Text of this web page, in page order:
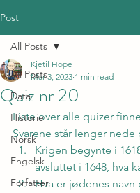
Post
All Posts
Data
Historie
Norsk
Engelsk
Forfatter
All Posts
Quiz nr 20
Kjetil Hope
Mar 3, 2023 1 min read
Liste over alle quizer
Svarene står lenger nede
Krigen begynte i
avsluttet i 1648, hva
Hva er jødenes navn